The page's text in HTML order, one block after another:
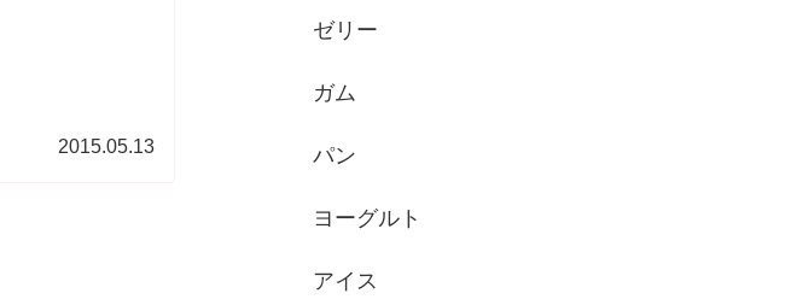
2015.05.13
ゼリー
ガム
パン
ヨーグルト
アイス